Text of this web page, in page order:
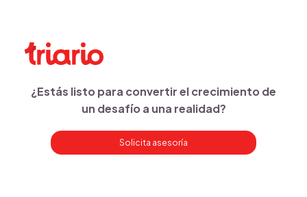
¿Estás listo para convertir el crecimiento de
un desafío a una realidad?
Solicita asesoría